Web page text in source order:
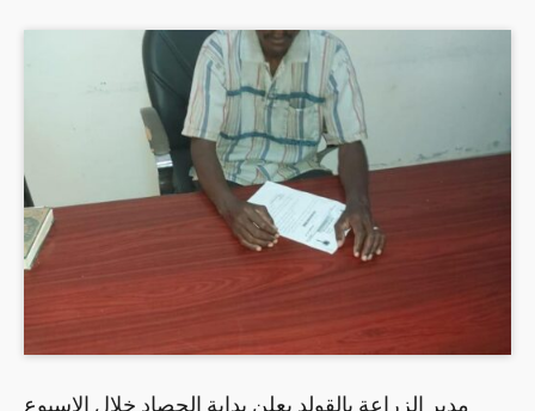
مدير الزراعة بالقولد يعلن بداية الحصاد خلال الاسبوع